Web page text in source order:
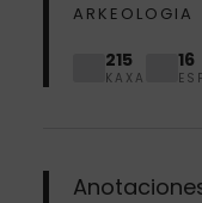
ARKEOLOGIA
215
KAXA
16